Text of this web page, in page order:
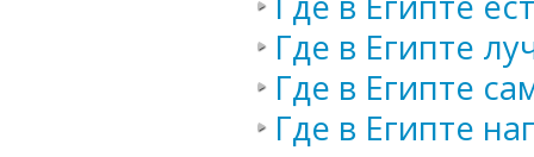
Где в Египте
Где в Египте
Где в Египте